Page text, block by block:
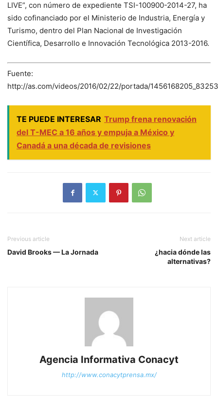
LIVE”, con número de expediente TSI-100900-2014-27, ha
sido cofinanciado por el Ministerio de Industria, Energía y
Turismo, dentro del Plan Nacional de Investigación
Científica, Desarrollo e Innovación Tecnológica 2013-2016.
Fuente:
http://as.com/videos/2016/02/22/portada/
TE PUEDE INTERESAR Trump frena renovación
del T-MEC a 16 años y empuja a México y
Canadá a una década de revisiones
Previous article
David Brooks — La Jornada
Next article
¿hacia dónde las
alternativas?
Agencia Informativa Conacyt
http://www.conacytprensa.mx/